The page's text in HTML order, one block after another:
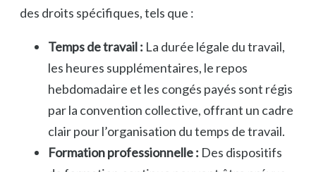
des droits spécifiques, tels que :
Temps de travail : La durée légale du travail,
les heures supplémentaires, le repos
hebdomadaire et les congés payés sont régis
par la convention collective, offrant un cadre
clair pour l’organisation du temps de travail.
Formation professionnelle : Des dispositifs